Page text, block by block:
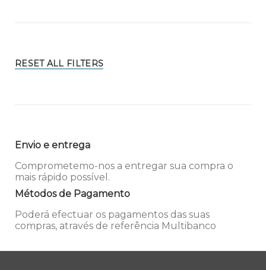
RESET ALL FILTERS
Envio e entrega
Comprometemo-nos a entregar sua compra o
mais rápido possível.
Métodos de Pagamento
Poderá efectuar os pagamentos das suas
compras, através de referência Multibanco